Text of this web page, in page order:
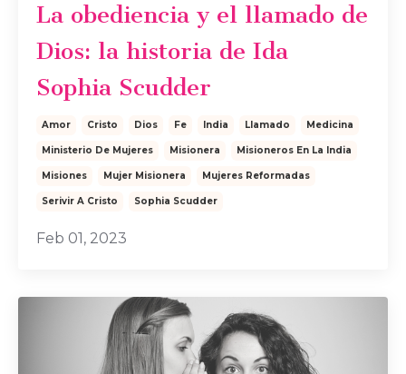
La obediencia y el llamado de
Dios: la historia de Ida
Sophia Scudder
Amor Cristo Dios Fe India Llamado Medicina
Ministerio De Mujeres Misionera Misioneros En La India
Misiones Mujer Misionera Mujeres Reformadas
Serivir A Cristo Sophia Scudder
Feb 01, 2023